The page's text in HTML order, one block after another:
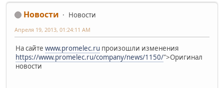
Новости Новости
Апреля 19, 2013, 01:24:11 AM
На сайте www.promelec.ru произошли изменения
https://www.promelec.ru/company/news/1150/">Оригинал
новости